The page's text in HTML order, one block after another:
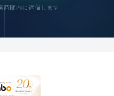
時間内に返信します